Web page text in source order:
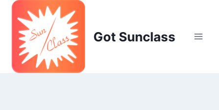
Skip
content
Got Sunclass